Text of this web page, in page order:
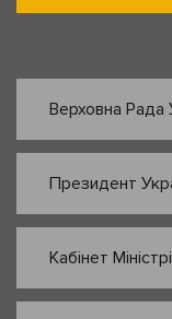
Верховна Рада
Президент
Кабінет